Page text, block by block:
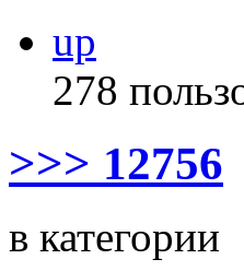
up
278
>>> 12756
в категории